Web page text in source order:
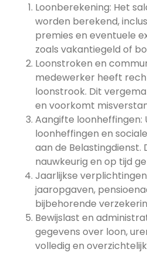
Loonberekening: Het
worden berekend,
premies en eventuele
zoals vakantiegeld of
Loonstroken en
medewerker heeft
loonstrook. Dit
en voorkomt
Aangifte loonheffingen:
loonheffingen en
aan de Belastingdienst.
nauwkeurig en op tijd
Jaarlijkse
jaaropgaven,
bijbehorende
Bewijslast en
gegevens over loon,
volledig en